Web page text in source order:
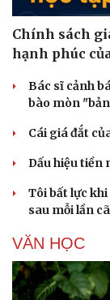
Cải chính
Chính sách
hạnh phúc
Bác sĩ cảnh
bào mòn
Cái giá đắt
Dấu hiệu tiền
Tôi bất lực
sau mỗi lần
VĂN HỌC